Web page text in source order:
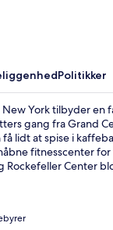
Politikker
York tilbyder en
gang fra Grand
få lidt at spise i
fitnesscenter
Rockefeller Center
gåtur fra offentlig
St.) ligger 6
9 minutter væk.